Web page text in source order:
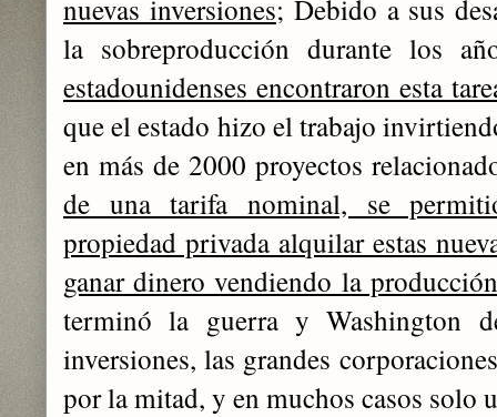
nuevas inversiones; Debido a sus
la sobreproducción durante los
estadounidenses encontraron esta
que el estado hizo el trabajo
en más de 2000 proyectos
de una tarifa nominal, se
propiedad privada alquilar estas
ganar dinero vendiendo la
terminó la guerra y Washington
inversiones, las grandes
por la mitad, y en muchos casos solo